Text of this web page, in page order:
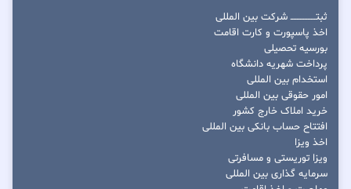
ثبتــــــــــــــــ شرکت بین المللی
اخذ پاسپورت و کارت اقامت
بورسیه تحصیلی
پرداخت شهریه دانشگاه
استخدام بین المللی
امور حقوقی بین المللی
خرید املاک خارج کشور
افتتاح حساب بانکی بین المللی
اخذ ویزا
ویزا توریستی و مسافرتی
سرمایه گذاری بین المللی